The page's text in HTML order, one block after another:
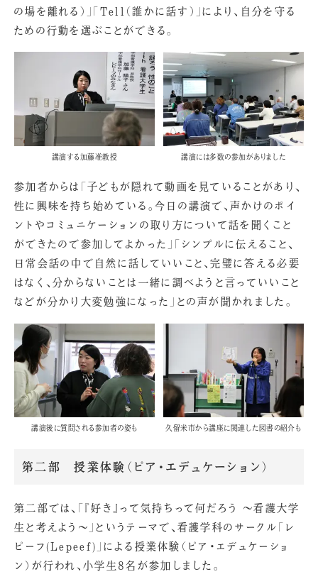
の場を離れる）」「Tell（誰かに話す）」により、自分を守る
ための行動を選ぶことができる。
講演する加藤准教授 講演には多数の参加がありました
参加者からは「子どもが隠れて動画を見ていることがあり、
性に興味を持ち始めている。今日の講演で、声かけのポイ
ントやコミュニケーションの取り方について話を聞くこと
ができたので参加してよかった」「シンプルに伝えること、
日常会話の中で自然に話していいこと、完璧に答える必要
はなく、分からないことは一緒に調べようと言っていいこと
などが分かり大変勉強になった」との声が聞かれました。
講演後に質問される参加者の姿も 久留米市から講座に関連した図書の紹介も
第二部 授業体験（ピア・エデュケーション）
第二部では、「『好き』って気持ちって何だろう ～看護大学
生と考えよう～」というテーマで、看護学科のサークル「レ
ピーフ(Lepeef)」による授業体験（ピア・エデュケーショ
ン）が行われ、小学生8名が参加しました。